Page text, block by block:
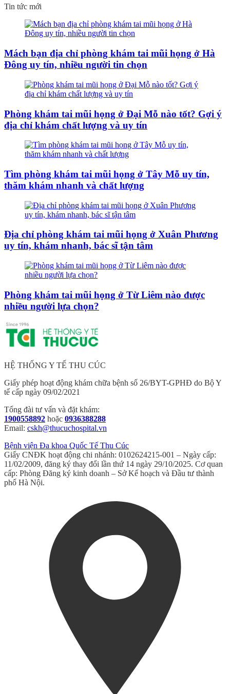
Tin tức mới
Mách bạn địa chỉ phòng khám tai mũi họng ở Hà
Đông uy tín, nhiều người tin chọn
Phòng khám tai mũi họng ở Đại Mỗ nào tốt? Gợi ý
địa chỉ khám chất lượng và uy tín
Tìm phòng khám tai mũi họng ở Tây Mỗ uy tín,
thăm khám nhanh và chất lượng
Địa chỉ phòng khám tai mũi họng ở Xuân Phương
uy tín, khám nhanh, bác sĩ tận tâm
Phòng khám tai mũi họng ở Từ Liêm nào được
nhiều người lựa chọn?
HỆ THỐNG Y TẾ THU CÚC
Giấy phép hoạt động khám chữa bệnh số 26/BYT-GPHĐ do Bộ Y
tế cấp ngày 09/02/2021
Tổng đài tư vấn và đặt khám:
1900558892 hoặc 0936388288
Email: cskh@thucuchospital.vn
Bệnh viện Đa khoa Quốc Tế Thu Cúc
Giấy CNĐK hoạt động chi nhánh: 0102624215-001 – Ngày cấp:
11/02/2009, đăng ký thay đổi lần thứ 14 ngày 29/10/2025. Cơ quan
cấp: Phòng Đăng ký kinh doanh – Sở Kế hoạch và Đầu tư thành
phố Hà Nội.